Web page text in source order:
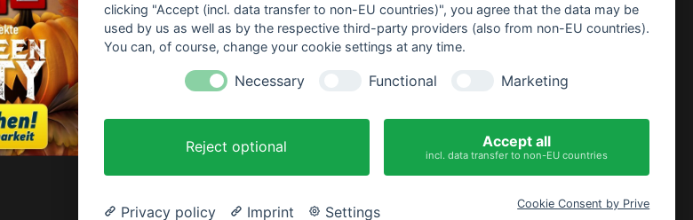
Sofort Drucken Anleitung
Partydeko Thematisiert
Kostenlos Gratis
clicking "Accept (incl. data transfer to non-EU countries)", you agree that the data may be
used by us as well as by the respective third-party providers (also from non-EU countries).
You can, of course, change your cookie settings at any time.
Necessary Functional Marketing
Reject optional Accept all
incl. data transfer to non-EU countries
Privacy policy Imprint Settings Cookie Consent by Prive